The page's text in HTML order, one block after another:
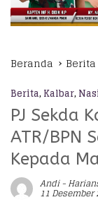
Beranda Berita
Berita, Kalbar,
PJ Sekda
ATR/BPN
Kepada
Andi -
11 Desember